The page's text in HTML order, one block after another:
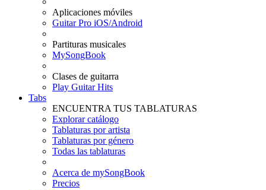
Aplicaciones móviles
Guitar Pro iOS/Android
Partituras musicales
MySongBook
Clases de guitarra
Play Guitar Hits
Tabs
ENCUENTRA TUS TABLATURAS
Explorar catálogo
Tablaturas por artista
Tablaturas por género
Todas las tablaturas
Acerca de mySongBook
Precios